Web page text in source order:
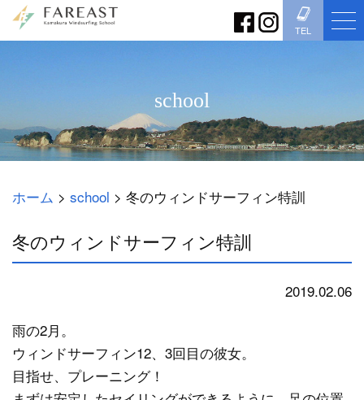
TEL
school
ホーム > school > 冬のウィンドサーフィン特訓
冬のウィンドサーフィン特訓
2019.02.06
雨の2月。
ウィンドサーフィン12、3回目の彼女。
目指せ、プレーニング！